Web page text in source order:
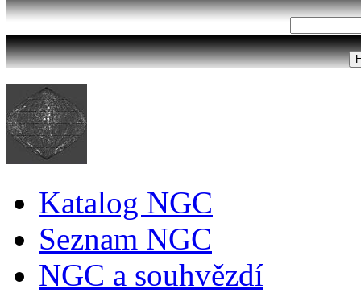
Katalog NGC
Seznam NGC
NGC a souhvězdí